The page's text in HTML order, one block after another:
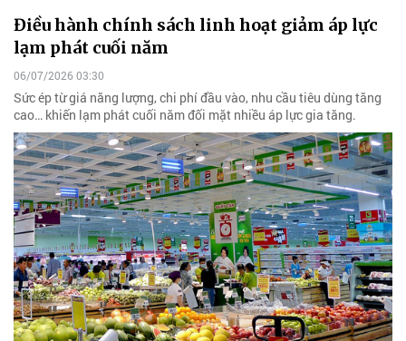
Điều hành chính sách linh hoạt giảm áp lực
lạm phát cuối năm
06/07/2026 03:30
Sức ép từ giá năng lượng, chi phí đầu vào, nhu cầu tiêu dùng tăng
cao… khiến lạm phát cuối năm đối mặt nhiều áp lực gia tăng.